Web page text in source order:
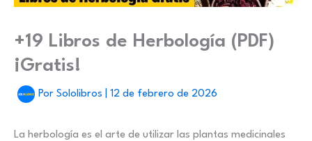
+19 Libros de Herbología (PDF)
¡Gratis!
Por Sololibros 12 de febrero de 2026
La herbología es el arte de utilizar las plantas medicinales